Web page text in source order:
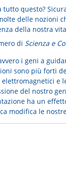
tutto questo?
delle nozioni
della nostra
di Scienza e
i geni a
sono più forti
elettromagnetici e
del nostro
ha un
modifica le